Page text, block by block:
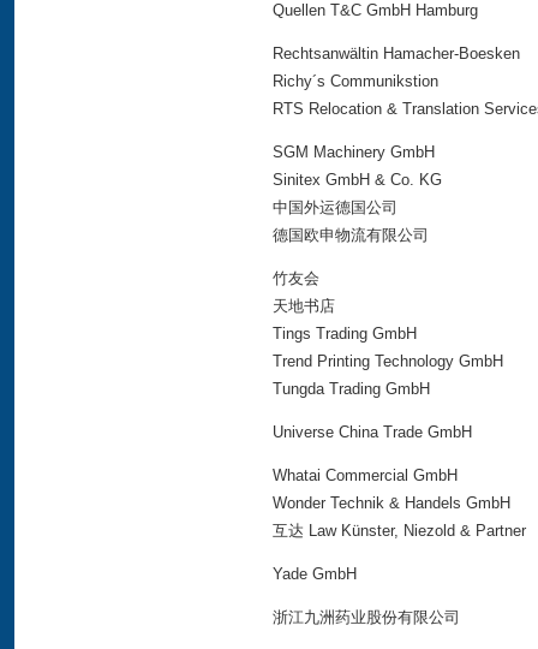
Quellen T&C GmbH Hamburg
Rechtsanwältin Hamacher-Boesken
Richy´s Communikstion
RTS Relocation & Translation
SGM Machinery GmbH
Sinitex GmbH & Co. KG
中国外运德国公司
德国欧申物流有限公司
竹友会
天地书店
Tings Trading GmbH
Trend Printing Technology GmbH
Tungda Trading GmbH
Universe China Trade GmbH
Whatai Commercial GmbH
Wonder Technik & Handels GmbH
互达 Law Künster, Niezold & Partner
Yade GmbH
浙江九洲药业股份有限公司